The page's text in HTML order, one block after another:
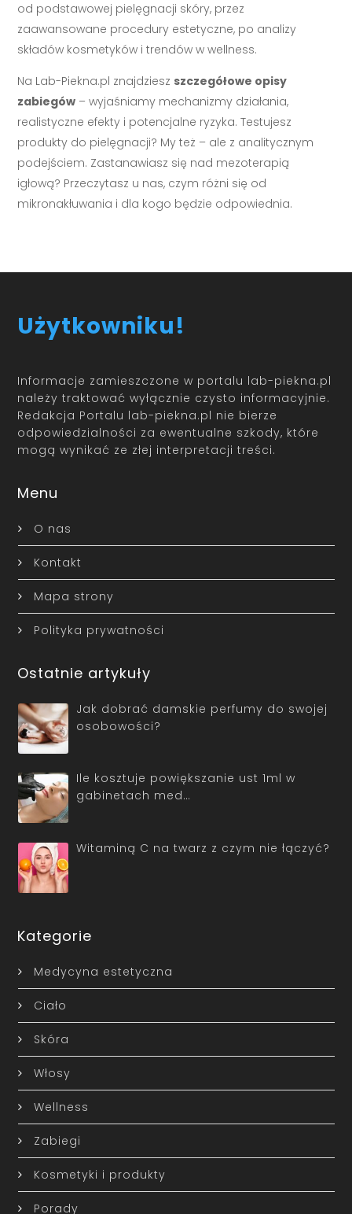
od podstawowej pielęgnacji skóry, przez
zaawansowane procedury estetyczne, po analizy
składów kosmetyków i trendów w wellness.
Na Lab-Piekna.pl znajdziesz szczegółowe opisy
zabiegów – wyjaśniamy mechanizmy działania,
realistyczne efekty i potencjalne ryzyka. Testujesz
produkty do pielęgnacji? My też – ale z analitycznym
podejściem. Zastanawiasz się nad mezoterapią
igłową? Przeczytasz u nas, czym różni się od
mikronakłuwania i dla kogo będzie odpowiednia.
Użytkowniku!
Informacje zamieszczone w portalu lab-piekna.pl
należy traktować wyłącznie czysto informacyjnie.
Redakcja Portalu lab-piekna.pl nie bierze
odpowiedzialności za ewentualne szkody, które
mogą wynikać ze złej interpretacji treści.
Menu
O nas
Kontakt
Mapa strony
Polityka prywatności
Ostatnie artykuły
Jak dobrać damskie perfumy do swojej
osobowości?
Ile kosztuje powiększanie ust 1ml w
gabinetach med…
Witaminą C na twarz z czym nie łączyć?
Kategorie
Medycyna estetyczna
Ciało
Skóra
Włosy
Wellness
Zabiegi
Kosmetyki i produkty
Porady